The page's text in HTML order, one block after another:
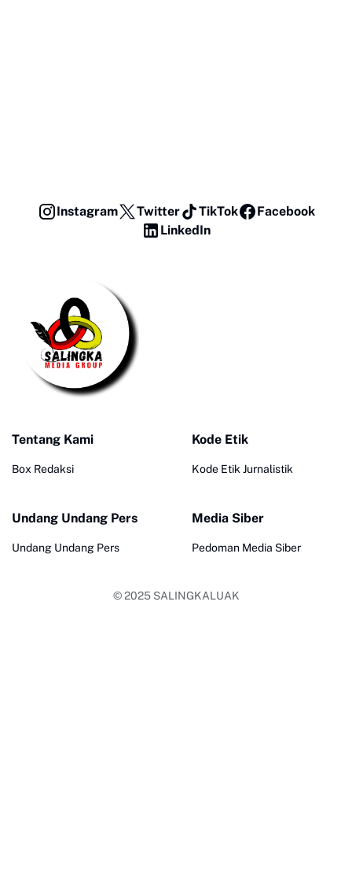
Instagram Twitter TikTok
Facebook
LinkedIn
Tentang Kami
Box Redaksi
Kode Etik
Kode Etik Jurnalistik
Undang Undang Pers
Undang Undang Pers
Media Siber
Pedoman Media Siber
© 2025 SALINGKALUAK